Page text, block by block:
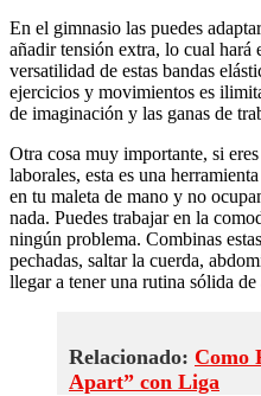
En el gimnasio las puedes
añadir tensión extra, lo cual
versatilidad de estas bandas
ejercicios y movimientos es
de imaginación y las ganas de
Otra cosa muy importante, si
laborales, esta es una
en tu maleta de mano y no
nada. Puedes trabajar en la
ningún problema. Combinas
pechadas, saltar la cuerda,
llegar a tener una rutina sólida
Relacionado: Como
Apart” con Liga